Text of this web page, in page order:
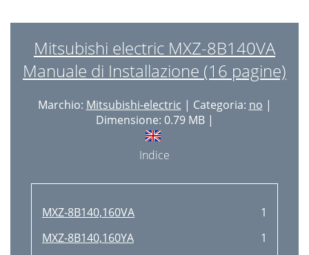
Mitsubishi electric MXZ-8B140VA
Manuale di Installazione (16 pagine)
Marchio: Mitsubishi-electric | Categoria: no |
Dimensione: 0.79 MB |
Indice
MXZ-8B140,160VA
1
MXZ-8B140,160YA
1